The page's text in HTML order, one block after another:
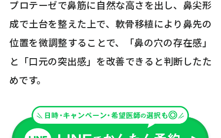
プロテーゼで鼻筋に自然な高さを出し、鼻尖形
成で土台を整えた上で、軟骨移植により鼻先の
位置を微調整することで、「鼻の穴の存在感」
と「口元の突出感」を改善できると判断したた
めです。